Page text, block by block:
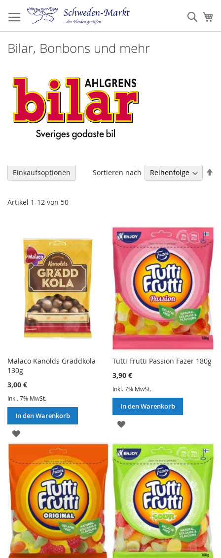
Inhalt
springen
Bilar, Bonbons und mehr
Artikel 1-12 von 50
Sortieren nach
Malaco Kanolds Gräddkola
130g
3,00 €
Inkl. 7% MwSt.
In den Warenkorb
ZUR
WUNSCHLISTE
HINZUFÜGEN
Tutti Frutti Passion Fazer 180g
3,90 €
Inkl. 7% MwSt.
In den Warenkorb
ZUR
HINZUFÜGEN
Einkaufsoptionen